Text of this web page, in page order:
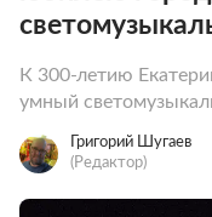
К 300-летию
умный
Григорий Шугаев
(Редактор)